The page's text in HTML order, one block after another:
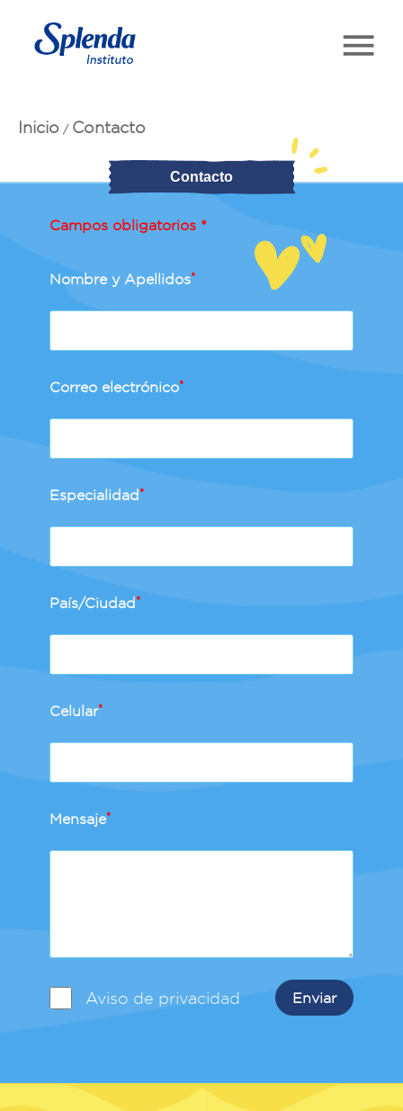
Inicio / Contacto
Contacto
Campos obligatorios *
Nombre y Apellidos*
Correo electrónico*
Especialidad*
País/Ciudad*
Celular*
Mensaje*
Aviso de privacidad